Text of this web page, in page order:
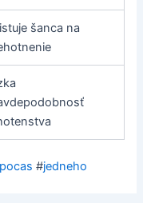
šanca na
pocas #jedneho